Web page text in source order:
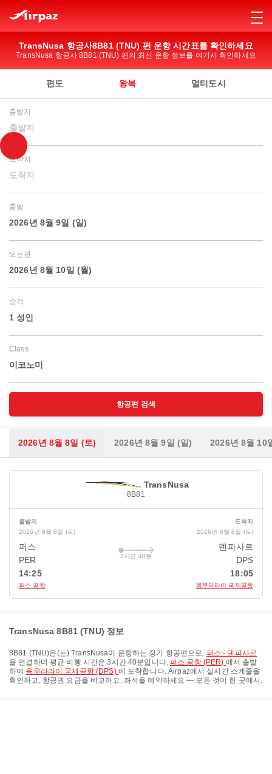
TransNusa 항공사8B81 (TNU) 편 운항 시간표를 확인하세요
TransNusa 항공사 8B81 (TNU) 편의 최신 운항 정보를 여기서 확인하세요
편도 왕복 멀티도시
출발지
출발지
도착지
도착지
출발
2026년 8월 9일 (일)
오는편
2026년 8월 10일 (월)
승객
1 성인
Class
이코노미
항공편 검색
2026년 8월 8일 (토) 2026년 8월 9일 (일) 2026년 8월 10
TransNusa
8B81
출발지
2026년 8월 8일 (토)
퍼스
PER
14:25
퍼스 공항
3시간 40분
도착지
2026년 8월 8일 (토)
덴파사르
DPS
18:05
응우라라이 국제공항
TransNusa 8B81 (TNU) 정보
8B81 (TNU)은(는)TransNusa이 운항하는 정기 항공편으로, 퍼스 - 덴파사르
을 연결하며 평균 비행 시간은3시간 40분입니다.퍼스 공항 (PER) 에서 출발
하여 응우라라이 국제공항 (DPS) 에 도착합니다. Airpaz에서 실시간 스케줄을
확인하고, 항공권 요금을 비교하고, 좌석을 예약하세요 — 모든 것이 한 곳에서.